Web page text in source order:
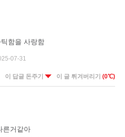
함을 사랑함
07-31
이 답글 돈주기 이 글 튀겨버리기 (0℃)
른거같아